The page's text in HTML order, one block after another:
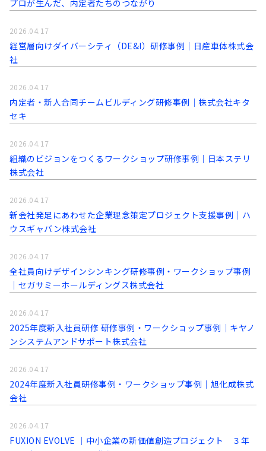
プロが生んだ、内定者たちのつながり
経営層向けダイバーシティ（DE&I）研修事例｜日産車体株式会
社
2026.04.17
内定者・新人合同チームビルディング研修事例｜株式会社キタ
セキ
2026.04.17
組織のビジョンをつくるワークショップ研修事例｜日本ステリ
株式会社
2026.04.17
新会社発足にあわせた企業理念策定プロジェクト支援事例│ハ
ウスギャバン株式会社
2026.04.17
全社員向けデザインシンキング研修事例・ワークショップ事例
｜セガサミーホールディングス株式会社
2026.04.17
2025年度新入社員研修 研修事例・ワークショップ事例｜キヤノ
ンシステムアンドサポート株式会社
2026.04.17
2024年度新入社員研修事例・ワークショップ事例｜旭化成株式
会社
2026.04.17
FUXION EVOLVE │中小企業の新価値創造プロジェクト ３年
2026.04.17